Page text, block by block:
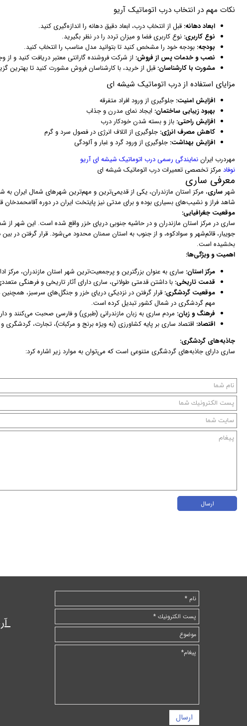
نکات مهم در انتخاب درب اتوماتیک آریو
ابعاد دهانه: قبل از انتخاب درب، ابعاد دقیق دهانه را اندازه‌گیری کنید.
نوع کاربری: نوع کاربری فضا و میزان تردد را در نظر بگیرید.
بودجه: بودجه خود را مشخص کنید تا بتوانید مدل مناسب را انتخاب کنید.
نصب و خدمات پس از فروش: از شرکت فروشنده گارانتی معتبر دریافت کنید
مشورت با کارشناسان: قبل از خرید، با کارشناسان فروش مشورت کنید تا بهترین
مزایای استفاده از درب اتوماتیک شیشه ای
افزایش امنیت: جلوگیری از ورود افراد متفرقه
بهبود زیبایی ساختمان: ایجاد نمای مدرن و جذاب
افزایش راحتی: باز و بسته شدن خودکار درب
کاهش مصرف انرژی: جلوگیری از اتلاف انرژی در فصول سرد و گرم
افزایش بهداشت: جلوگیری از ورود گرد و غبار و آلودگی
مهردرب ایراننمایندگی رسمی درب اتوماتیک شیشه ای آریو
نوفاد مرکز تخصصی تعمیرات درب اتوماتیک شیشه ای
معرفی ساری
شهرساری
شاهد فراز و نشیب‌های بسیاری بوده و برای مدتی نیز پایتخت ایران در دوره آقامحمدخان
موقعیت جغرافیایی:
ساری در مرکز استان مازندران و در حاشیه جنوبی دریای خزر واقع شده است. این شهر از
جویبار، قائم‌شهر و سوادکوه، و از جنوب به استان سمنان محدود می‌شود. قرار گرفتن در
بخشیده است.
اهمیت و ویژگی‌ها:
مرکز استان: ساری به عنوان بزرگترین و پرجمعیت‌ترین شهر استان مازندران،
قدمت تاریخی: با داشتن قدمتی طولانی، ساری دارای آثار تاریخی و فرهنگی
موقعیت گردشگری: قرار گرفتن در نزدیکی دریای خزر و جنگل‌های سرسبز،
مهم گردشگری در شمال کشور تبدیل کرده است.
فرهنگ و زبان: مردم ساری به زبان مازندرانی (طبری) و فارسی صحبت می‌کنند
اقتصاد: اقتصاد ساری بر پایه کشاورزی (به ویژه برنج و مرکبات)، تجارت،
جاذبه‌های گردشگری:
ساری دارای جاذبه‌های گردشگری متنوعی است که می‌توان به موارد زیر اشاره کرد:
ارسال
ارسال